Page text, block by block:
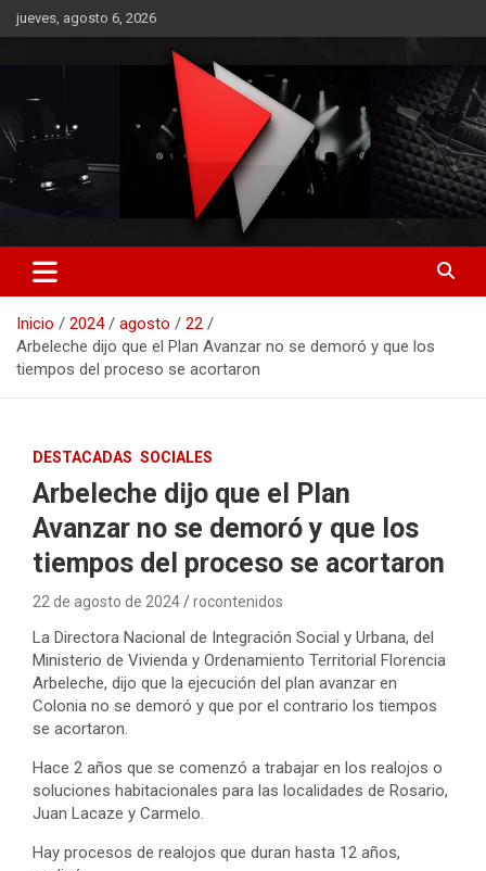
Saltar
al
jueves, agosto 6, 2026
RO CONTENIDOS
Inicio 2024 agosto
22
Arbeleche dijo que el Plan Avanzar no se demoró y que los
tiempos del proceso se acortaron
DESTACADAS SOCIALES
Arbeleche dijo que el Plan
Avanzar no se demoró y que los
tiempos del proceso se acortaron
22 de agosto de 2024 rocontenidos
La Directora Nacional de Integración Social y Urbana, del
Ministerio de Vivienda y Ordenamiento Territorial Florencia
Arbeleche, dijo que la ejecución del plan avanzar en
Colonia no se demoró y que por el contrario los tiempos
se acortaron.
Hace 2 años que se comenzó a trabajar en los realojos o
soluciones habitacionales para las localidades de Rosario,
Juan Lacaze y Carmelo.
Hay procesos de realojos que duran hasta 12 años,